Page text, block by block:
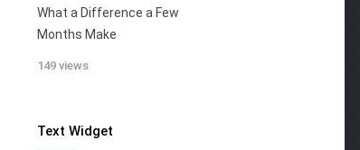
What a Difference a Few
Months Make
149 views
Text Widget